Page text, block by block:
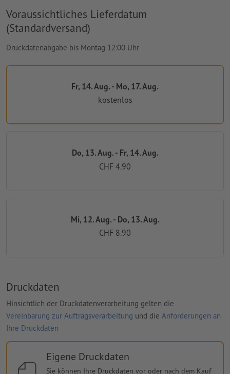
Voraussichtliches Lieferdatum
(Standardversand)
Druckdatenabgabe bis Montag 12:00 Uhr
Fr, 14. Aug. - Mo, 17. Aug.
kostenlos
Do, 13. Aug. - Fr, 14. Aug.
CHF 4.90
Mi, 12. Aug. - Do, 13. Aug.
CHF 8.90
Druckdaten
Hinsichtlich der Druckdatenverarbeitung gelten die
Vereinbarung zur Auftragsverarbeitung und die Anforderungen an
Ihre Druckdaten
Eigene Druckdaten
Sie können Ihre Druckdaten vor oder nach dem Kauf